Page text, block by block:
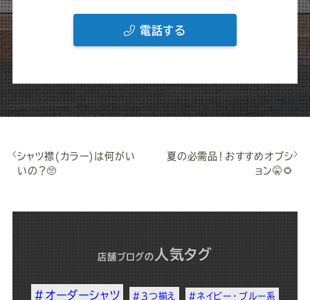
電話する
シャツ襟(カラー)は何がい
いの？🥺
夏の必需品！おすすめオプシ
ョン🤫🌻
店舗ブログ の 人気タグ
#オーダーシャツ #3つ揃え #ネイビー・ブルー系